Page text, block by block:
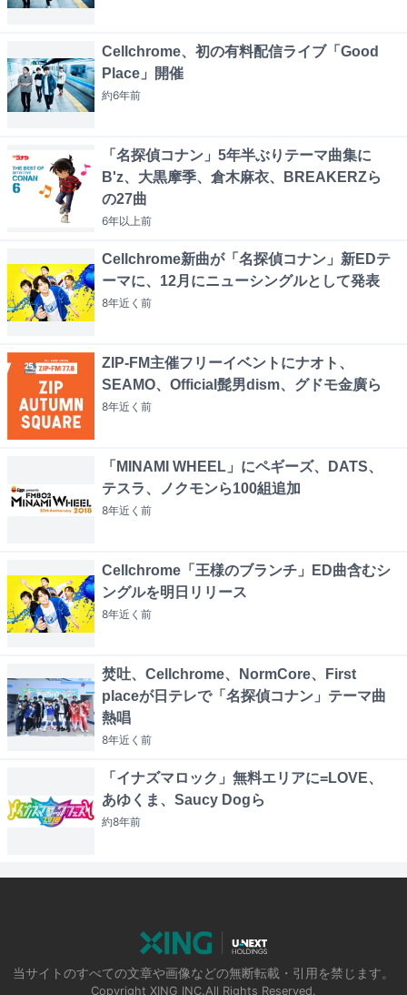
Cellchrome、初の有料配信ライブ「Good
Place」開催
約6年前
「名探偵コナン」5年半ぶりテーマ曲集に
B'z、大黒摩季、倉木麻衣、BREAKERZら
の27曲
6年以上前
Cellchrome新曲が「名探偵コナン」新EDテ
ーマに、12月にニューシングルとして発表
8年近く 前
ZIP-FM主催フリーイベントにナオト、
SEAMO、Official髭男dism、グドモ金廣ら
8年近く 前
「MINAMI WHEEL」にペギーズ、DATS、
テスラ、ノクモンら100組追加
8年近く 前
Cellchrome「王様のブランチ」ED曲含むシ
ングルを明日リリース
8年近く 前
焚吐、Cellchrome、NormCore、First
placeが日テレで「名探偵コナン」テーマ曲
熱唱
8年近く 前
「イナズマロック」無料エリアに=LOVE、
あゆくま、Saucy Dogら
約8年前
当サイトのすべての文章や画像などの無断転載・引用を禁じます。
Copyright XING INC.All Rights Reserved.